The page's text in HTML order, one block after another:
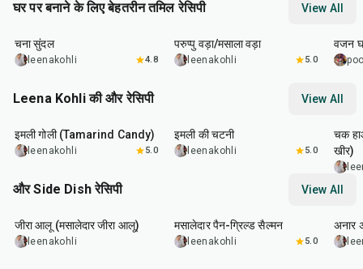
घर पर बनाने के लिए बेहतरीन तमिल रेसिपी View All
min
चना सुंदल
leenakohli 4.8
hr
परुप्पु वड़ा/मसाला वड़ा
leenakohli 5.0
वजन
Leena Kohli की और रेसिपी View All
इमली गोली (Tamarind Candy)
leenakohli 5.0
इमली की चटनी
leenakohli 5.0
चक
खीर)
और Side Dish रेसिपी View All
25
जीरा आलू (मसालेदार जीरा आलू)
leenakohli
मसालेदार पैन-ग्रिल्ड सैल्मन
leenakohli 5.0
अनार